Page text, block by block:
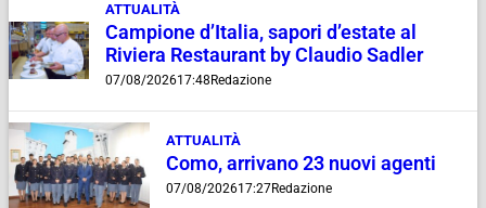
ATTUALITÀ
Campione d’Italia, sapori d’estate al
Riviera Restaurant by Claudio Sadler
07/08/202617:48 Redazione
ATTUALITÀ
Como, arrivano 23 nuovi agenti
07/08/202617:27Redazione